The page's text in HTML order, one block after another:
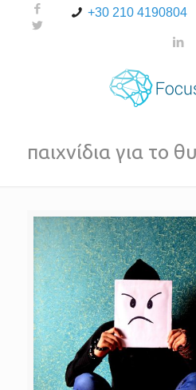
+30 210 4190804
παιχνίδια για το